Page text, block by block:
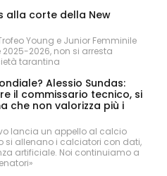
alla corte della New
Young e Junior Femminile
2025-2026, non si arresta
tarantina
Alessio Sundas:
il commissario tecnico, si
che non valorizza più i
lancia un appello al calcio
si allenano i calciatori con dati,
artificiale. Noi continuiamo a